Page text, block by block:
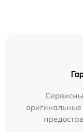
оригинальные